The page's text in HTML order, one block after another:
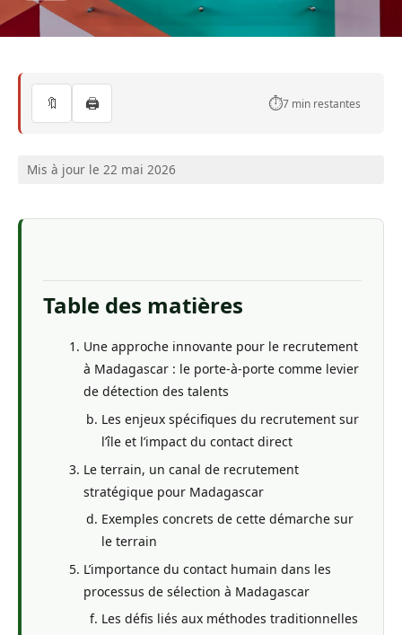
🔖 🖨️ ⏱️7 min restantes
Mis à jour le 22 mai 2026
Table des matières
Une approche innovante pour le recrutement
à Madagascar : le porte-à-porte comme levier
de détection des talents
Les enjeux spécifiques du recrutement sur
l’île et l’impact du contact direct
Le terrain, un canal de recrutement
stratégique pour Madagascar
Exemples concrets de cette démarche sur
le terrain
L’importance du contact humain dans les
processus de sélection à Madagascar
Les défis liés aux méthodes traditionnelles